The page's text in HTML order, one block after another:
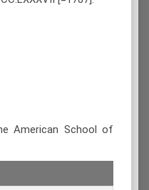
American School of